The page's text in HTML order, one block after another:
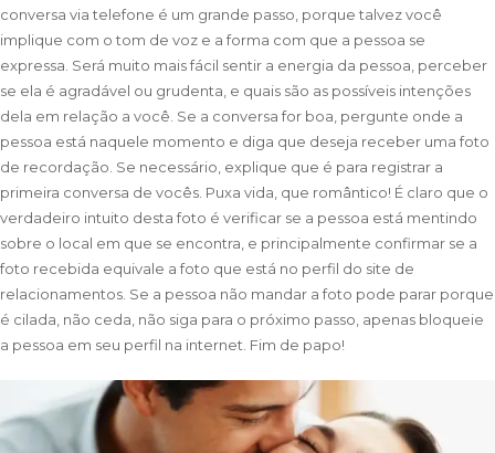
conversa via telefone é um grande passo, porque talvez você
implique com o tom de voz e a forma com que a pessoa se
expressa. Será muito mais fácil sentir a energia da pessoa, perceber
se ela é agradável ou grudenta, e quais são as possíveis intenções
dela em relação a você. Se a conversa for boa, pergunte onde a
pessoa está naquele momento e diga que deseja receber uma foto
de recordação. Se necessário, explique que é para registrar a
primeira conversa de vocês. Puxa vida, que romântico! É claro que o
verdadeiro intuito desta foto é verificar se a pessoa está mentindo
sobre o local em que se encontra, e principalmente confirmar se a
foto recebida equivale a foto que está no perfil do site de
relacionamentos. Se a pessoa não mandar a foto pode parar porque
é cilada, não ceda, não siga para o próximo passo, apenas bloqueie
a pessoa em seu perfil na internet. Fim de papo!